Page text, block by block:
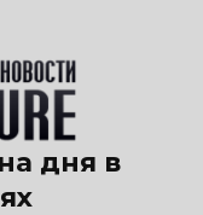
дня в